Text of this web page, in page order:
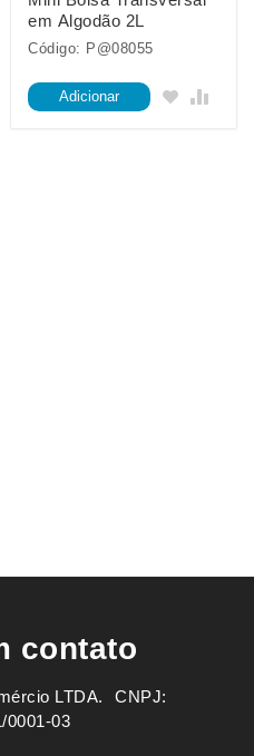
em Algodão 2L
Código: P@08055
Adicionar
contato
LTDA. ㅤㅤㅤ CNPJ:
0001-03